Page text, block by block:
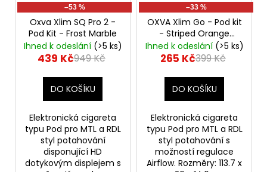
–53 %
Oxva Xlim SQ Pro 2 -
Pod Kit - Frost Marble
Ihned k odeslání (>5 ks)
439 Kč949 Kč
DO KOŠÍKU
Elektronická cigareta
typu Pod pro MTL a RDL
styl potahování
disponující HD
dotykovým displejem s
–33 %
OXVA Xlim Go - Pod kit
- Striped Orange
1000mAh
Ihned k odeslání (>5 ks)
265 Kč399 Kč
DO KOŠÍKU
Elektronická cigareta
typu Pod pro MTL a RDL
styl potahování s
možností regulace
Airflow. Rozměry: 113.7 x